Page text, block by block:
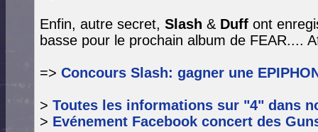
Enfin, autre secret, Slash & Duff ont
basse pour le prochain album de FEAR....
=> Concours Slash: gagner une
> Toutes les informations sur "4" dans
> Evénement Facebook concert des